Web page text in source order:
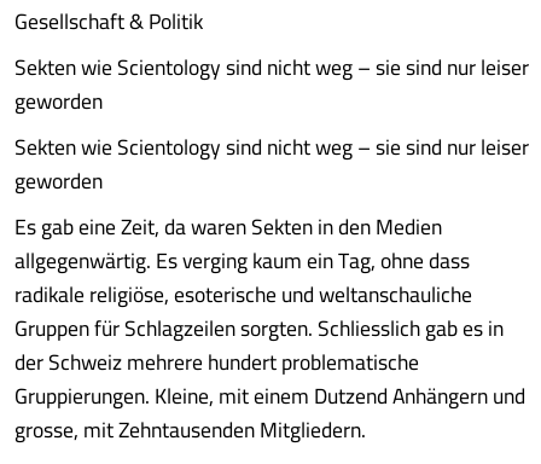
Gesellschaft & Politik
Sekten wie Scientology sind nicht weg – sie sind nur leiser
geworden
Sekten wie Scientology sind nicht weg – sie sind nur leiser
geworden
Es gab eine Zeit, da waren Sekten in den Medien
allgegenwärtig. Es verging kaum ein Tag, ohne dass
radikale religiöse, esoterische und weltanschauliche
Gruppen für Schlagzeilen sorgten. Schliesslich gab es in
der Schweiz mehrere hundert problematische
Gruppierungen. Kleine, mit einem Dutzend Anhängern und
grosse, mit Zehntausenden Mitgliedern.